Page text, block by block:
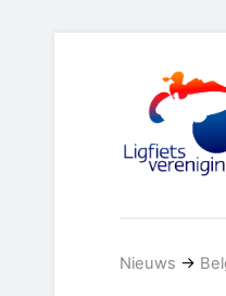
Nieuws →